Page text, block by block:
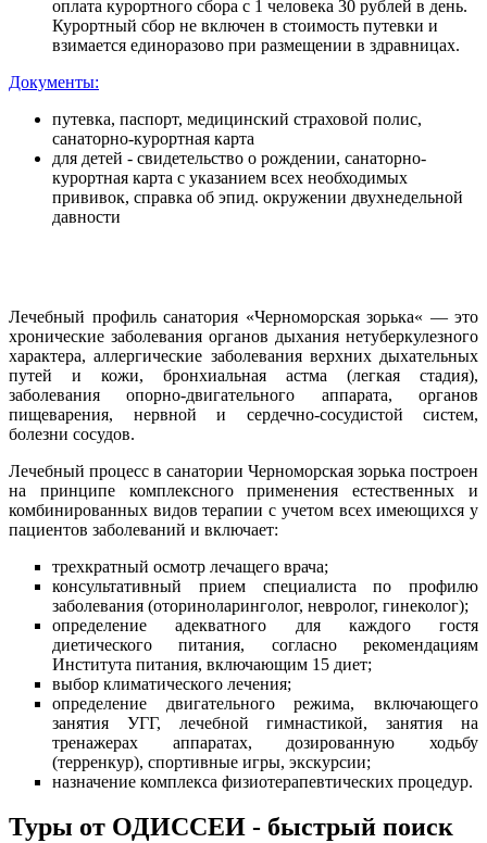
оплата курортного сбора с 1 человека 30 рублей в день.
Курортный сбор не включен в стоимость путевки и
взимается единоразово при размещении в здравницах.
Документы:
путевка, паспорт, медицинский страховой полис,
санаторно-курортная карта
для детей - свидетельство о рождении, санаторно-
курортная карта с указанием всех необходимых
прививок, справка об эпид. окружении двухнедельной
давности
Лечебный профиль санатория «Черноморская зорька« — это
хронические заболевания органов дыхания нетуберкулезного
характера, аллергические заболевания верхних дыхательных
путей и кожи, бронхиальная астма (легкая стадия),
заболевания опорно-двигательного аппарата, органов
пищеварения, нервной и сердечно-сосудистой систем,
болезни сосудов.
Лечебный процесс в санатории Черноморская зорька построен
на принципе комплексного применения естественных и
комбинированных видов терапии с учетом всех имеющихся у
пациентов заболеваний и включает:
трехкратный осмотр лечащего врача;
консультативный прием специалиста по профилю
заболевания (оториноларинголог, невролог, гинеколог);
определение адекватного для каждого гостя
диетического питания, согласно рекомендациям
Института питания, включающим 15 диет;
выбор климатического лечения;
определение двигательного режима, включающего
занятия УГГ, лечебной гимнастикой, занятия на
тренажерах аппаратах, дозированную ходьбу
(терренкур), спортивные игры, экскурсии;
назначение комплекса физиотерапевтических процедур.
Туры от ОДИССЕИ - быстрый поиск